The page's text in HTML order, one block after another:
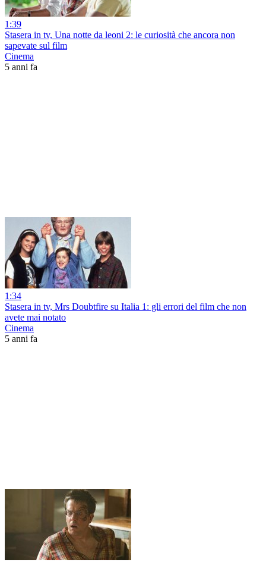
1:39
Stasera in tv, Una notte da leoni 2: le curiosità che ancora non
sapevate sul film
Cinema
5 anni fa
1:34
Stasera in tv, Mrs Doubtfire su Italia 1: gli errori del film che non
avete mai notato
Cinema
5 anni fa